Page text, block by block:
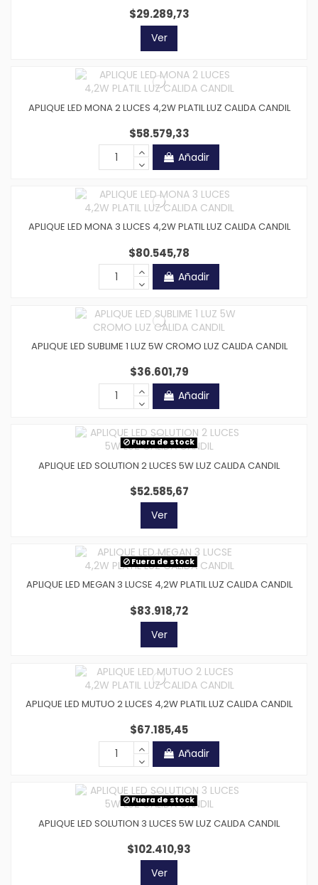
$29.289,73
Ver
APLIQUE LED MONA 2 LUCES 4,2W PLATIL LUZ CALIDA CANDIL
$58.579,33
Añadir
APLIQUE LED MONA 3 LUCES 4,2W PLATIL LUZ CALIDA CANDIL
$80.545,78
Añadir
APLIQUE LED SUBLIME 1 LUZ 5W CROMO LUZ CALIDA CANDIL
$36.601,79
Añadir
Fuera de stock
APLIQUE LED SOLUTION 2 LUCES 5W LUZ CALIDA CANDIL
$52.585,67
Ver
Fuera de stock
APLIQUE LED MEGAN 3 LUCSE 4,2W PLATIL LUZ CALIDA CANDIL
$83.918,72
Ver
APLIQUE LED MUTUO 2 LUCES 4,2W PLATIL LUZ CALIDA CANDIL
$67.185,45
Añadir
Fuera de stock
APLIQUE LED SOLUTION 3 LUCES 5W LUZ CALIDA CANDIL
$102.410,93
Ver